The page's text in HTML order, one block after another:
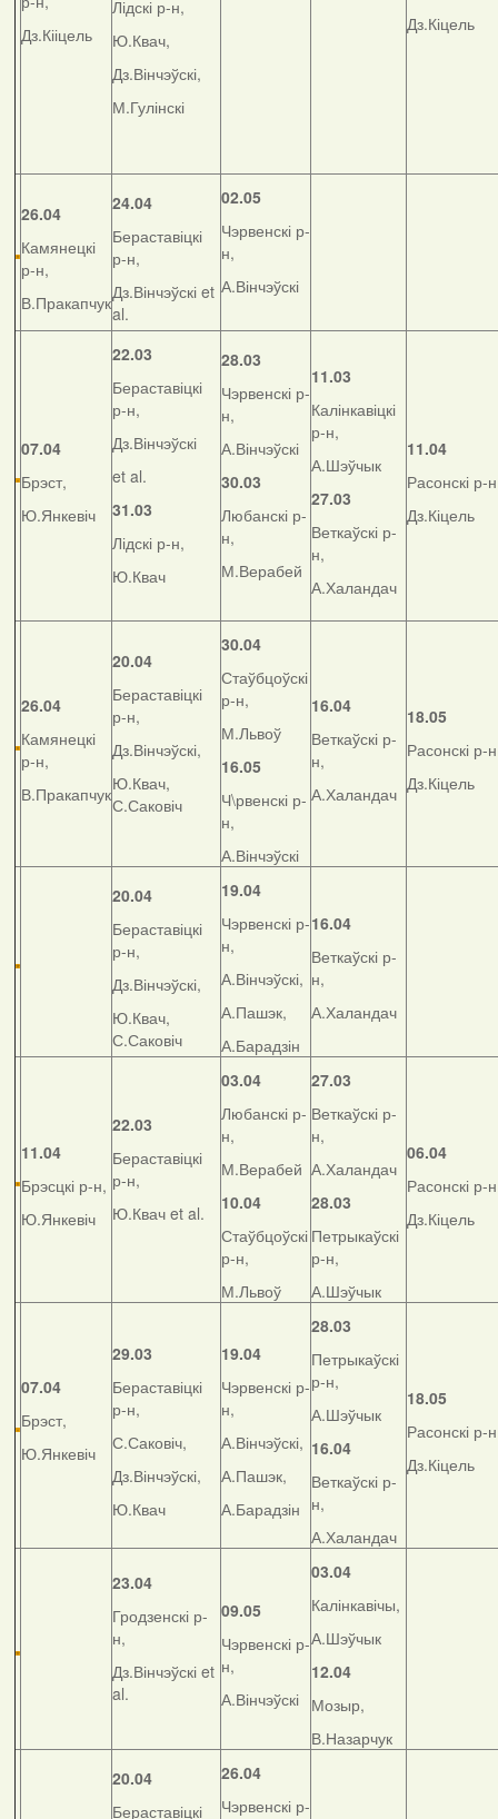
Дз.Кііцель
Лідскі р-н,
Ю.Квач,
Дз.Вінчэўскі,
М.Гулінскі
Дз.Кіцель
26.04
Камянецкі
р-н,
В.Пракапчук
24.04
Бераставіцкі
р-н,
Дз.Вінчэўскі et
al.
02.05
Чэрвенскі р-
н,
А.Вінчэўскі
07.04
Брэст,
Ю.Янкевіч
22.03
Бераставіцкі
р-н,
Дз.Вінчэўскі
et al.
31.03
Лідскі р-н,
Ю.Квач
28.03
Чэрвенскі р-
н,
А.Вінчэўскі
30.03
Любанскі р-
н,
М.Верабей
11.03
Калінкавіцкі
р-н,
А.Шэўчык
27.03
Веткаўскі р-
н,
А.Халандач
11.04
Расонскі р-
Дз.Кіцель
26.04
Камянецкі
р-н,
В.Пракапчук
20.04
Бераставіцкі
р-н,
Дз.Вінчэўскі,
Ю.Квач,
С.Саковіч
30.04
Стаўбцоўскі
р-н,
М.Львоў
16.05
Ч\рвенскі р-
н,
А.Вінчэўскі
16.04
Веткаўскі р-
н,
А.Халандач
18.05
Расонскі р-
Дз.Кіцель
20.04
Бераставіцкі
р-н,
Дз.Вінчэўскі,
Ю.Квач,
С.Саковіч
19.04
Чэрвенскі р-
н,
А.Вінчэўскі,
А.Пашэк,
А.Барадзін
16.04
Веткаўскі р-
н,
А.Халандач
11.04
Брэсцкі р-н,
Ю.Янкевіч
22.03
Бераставіцкі
р-н,
Ю.Квач et al.
03.04
Любанскі р-
н,
М.Верабей
10.04
Стаўбцоўскі
р-н,
М.Львоў
27.03
Веткаўскі р-
н,
А.Халандач
28.03
Петрыкаўскі
р-н,
А.Шэўчык
06.04
Расонскі р-
Дз.Кіцель
07.04
Брэст,
Ю.Янкевіч
29.03
Бераставіцкі
р-н,
С.Саковіч,
Дз.Вінчэўскі,
Ю.Квач
19.04
Чэрвенскі р-
н,
А.Вінчэўскі,
А.Пашэк,
А.Барадзін
28.03
Петрыкаўскі
р-н,
А.Шэўчык
16.04
Веткаўскі р-
н,
А.Халандач
18.05
Расонскі р-
Дз.Кіцель
23.04
Гродзенскі р-
н,
Дз.Вінчэўскі et
al.
09.05
Чэрвенскі р-
н,
А.Вінчэўскі
03.04
Калінкавічы,
А.Шэўчык
12.04
Мозыр,
В.Назарчук
20.04
Бераставіцкі
26.04
Чэрвенскі р-